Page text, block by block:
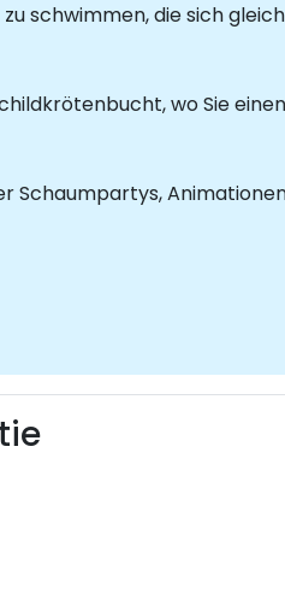
schwimmen, die sich
wo Sie